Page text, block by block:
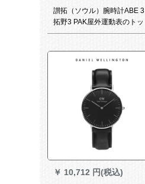
讃拓（ソウル）腕時計ABE 3
拓野3 PAK屋外運動表のトッ
プビルジュル
￥ 10,712 円(税込)